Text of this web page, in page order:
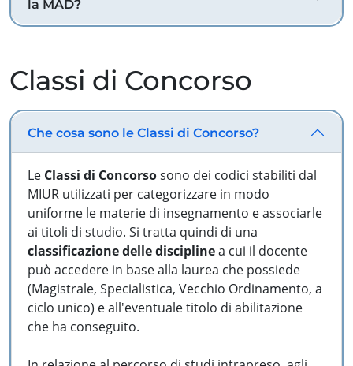
la MAD?
Classi di Concorso
Che cosa sono le Classi di Concorso?
Le Classi di Concorsosono dei codici stabiliti dal
MIUR utilizzati per categorizzare in modo
uniforme le materie di insegnamento e associarle
ai titoli di studio. Si tratta quindi di una
classificazione delle disciplinea cui il docente
può accedere in base alla laurea che possiede
(Magistrale, Specialistica, Vecchio Ordinamento, a
ciclo unico) e all'eventuale titolo di abilitazione
che ha conseguito.